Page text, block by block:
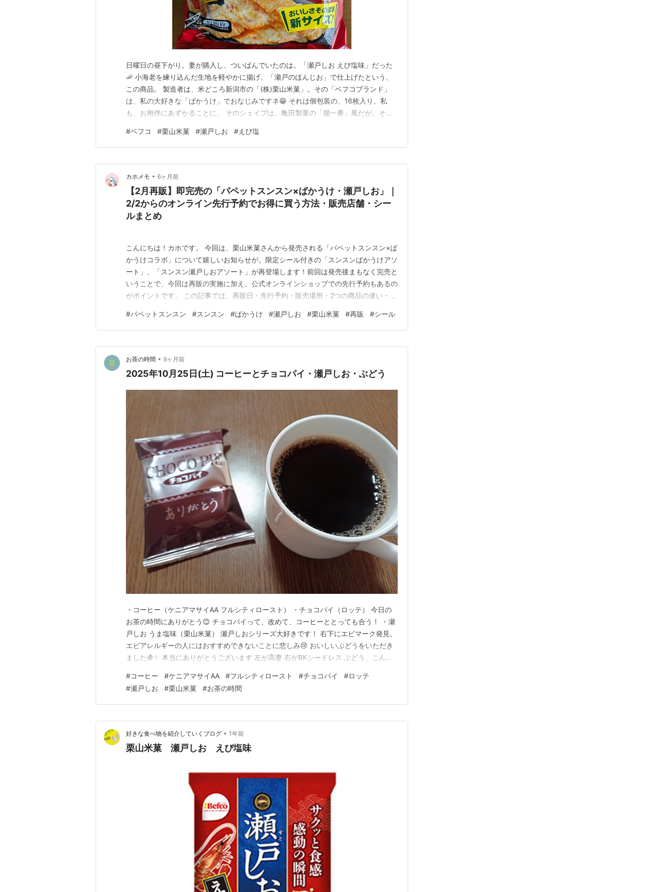
日曜日の昼下がり。妻が購入し、ついばんでいたのは。「瀬戸しお えび塩味」だった
🦐 小海老を練り込んだ生地を軽やかに揚げ、「瀬戸のほんじお」で仕上げたという、
この商品。 製造者は、米どころ新潟市の「(株)栗山米菓」。その「ベフコブランド」
は、私の大好きな「ばかうけ」でおなじみですネ😁 それは個包装の、16枚入り。私
も、お相伴にあずかることに。 そのシェイプは、亀田製菓の「揚一番」風だが。それ
リッド🦐「お茶請け」というよりも、「ビールのつまみ」に似つかわしいと思われる、
オトナの揚げせんべい💡さすがは、栗山米菓である💮私は…
#ベフコ #栗山米菓 #瀬戸しお #えび塩
カホメモ • 6ヶ月前
【2月再販】即完売の「パペットスンスン×ばかうけ・瀬戸しお」｜
2/2からのオンライン先行予約でお得に買う方法・販売店舗・シー
ルまとめ
こんにちは！カホです。 今回は、栗山米菓さんから発売される「パペットスンスン×ば
かうけコラボ」について嬉しいお知らせが。限定シール付きの「スンスンばかうけアソ
ート」、「スンスン瀬戸しおアソート」が再登場します！前回は発売後まもなく完売と
いうことで、今回は再販の実施に加え、公式オンラインショップでの先行予約もあるの
がポイントです。 この記事では、再販日・先行予約・販売場所・2つの商品の違い・限
約のスケジュール 全国での再販：2026年2月16日（月）から（数量限定） 公式オンラ
インショップ先行予約：2026年2月2日（…
#パペットスンスン #スンスン #ばかうけ #瀬戸しお #栗山米菓 #再販 #シール
お茶の時間 • 9ヶ月前
2025年10月25日(土) コーヒーとチョコパイ・瀬戸しお・ぶどう
・コーヒー（ケニアマサイAA フルシティロースト） ・チョコパイ（ロッテ） 今日の
お茶の時間にありがとう😊 チョコパイって、改めて、コーヒーととっても合う！ ・瀬
戸しお うま塩味（栗山米菓） 瀬戸しおシリーズ大好きです！ 右下にエビマーク発見。
エビアレルギーの人にはおすすめできないことに悲しみ😢 おいしいぶどうをいただき
ました🍇✨ 本当にありがとうございます 左が高妻 右がBKシードレス ぶどう、こんな
がなくてとっても悲しいのですが 高妻は噛んだ時の感触が粒が大きいのもあるけどし
っかりしていて甘い！ BKシードレ…
#コーヒー #ケニアマサイAA #フルシティロースト #チョコパイ #ロッテ
#瀬戸しお #栗山米菓 #お茶の時間
好きな食べ物を紹介していくブログ • 1年前
栗山米菓 瀬戸しお えび塩味